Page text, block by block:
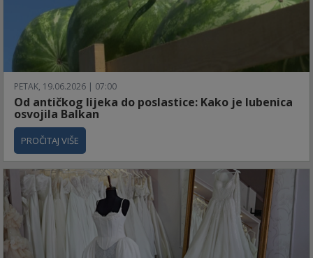
PETAK, 19.06.2026 | 07:00
​Od antičkog lijeka do poslastice: Kako je lubenica
osvojila Balkan
PROČITAJ VIŠE